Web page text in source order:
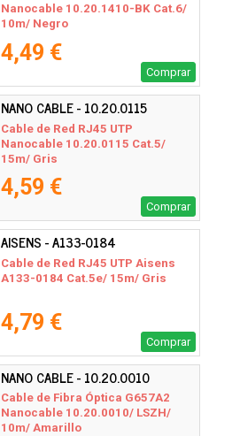
Nanocable 10.20.1410-BK Cat.6/
10m/ Negro
4,49 €
Comprar
NANO CABLE - 10.20.0115
Cable de Red RJ45 UTP
Nanocable 10.20.0115 Cat.5/
15m/ Gris
4,59 €
Comprar
AISENS - A133-0184
Cable de Red RJ45 UTP Aisens
A133-0184 Cat.5e/ 15m/ Gris
4,79 €
Comprar
NANO CABLE - 10.20.0010
Cable de Fibra Óptica G657A2
Nanocable 10.20.0010/ LSZH/
10m/ Amarillo